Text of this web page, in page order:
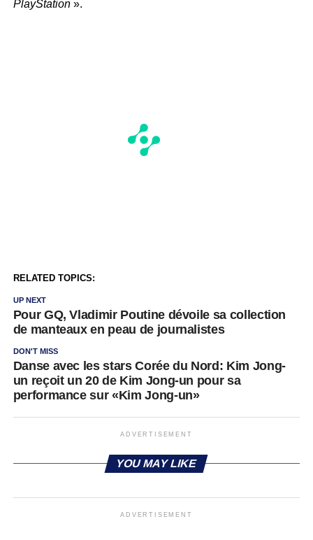
PlayStation».
RELATED TOPICS:
UP NEXT
Pour GQ, Vladimir Poutine dévoile sa collection
de manteaux en peau de journalistes
DON'T MISS
Danse avec les stars Corée du Nord: Kim Jong-
un reçoit un 20 de Kim Jong-un pour sa
performance sur «Kim Jong-un»
ADVERTISEMENT
YOU MAY LIKE
ADVERTISEMENT